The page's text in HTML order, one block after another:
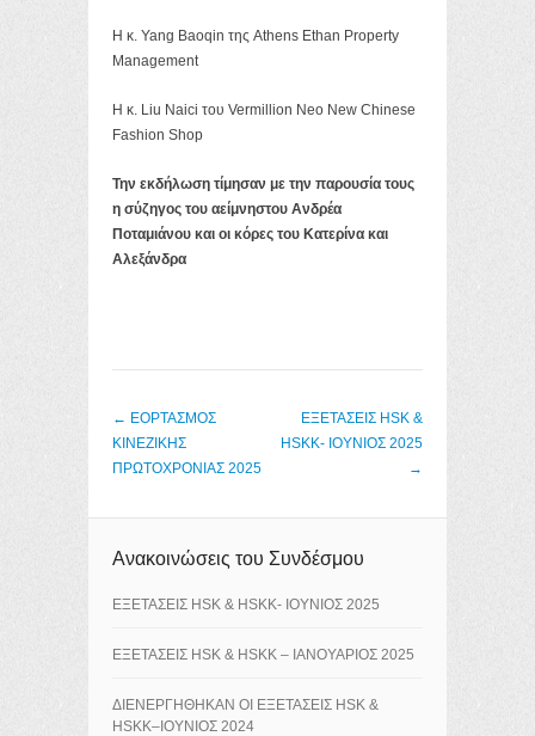
Η κ. Yang Baoqin της Athens Ethan Property
Management
Η κ. Liu Naici του Vermillion Neo New Chinese
Fashion Shop
Την εκδήλωση τίμησαν με την παρουσία τους
η σύζηγος του αείμνηστου Ανδρέα
Ποταμιάνου και οι κόρες του Κατερίνα και
Αλεξάνδρα
Post navigation
← ΕΟΡΤΑΣΜΟΣ
ΚΙΝΕΖΙΚΗΣ
ΠΡΩΤΟΧΡΟΝΙΑΣ 2025
ΕΞΕΤΑΣΕΙΣ HSK &
HSKK- ΙΟΥΝΙΟΣ 2025
→
Ανακοινώσεις του Συνδέσμου
ΕΞΕΤΑΣΕΙΣ HSK & HSKK- ΙΟΥΝΙΟΣ 2025
ΕΞΕΤΑΣΕΙΣ HSK & HSKK – ΙΑΝΟΥΑΡΙΟΣ 2025
ΔΙΕΝΕΡΓΗΘΗΚΑΝ ΟΙ ΕΞΕΤΑΣΕΙΣ HSK &
HSKK–ΙΟΥΝΙΟΣ 2024